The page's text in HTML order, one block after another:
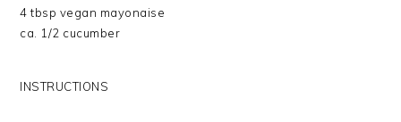
4 tbsp vegan mayonaise
ca. 1/2 cucumber
INSTRUCTIONS